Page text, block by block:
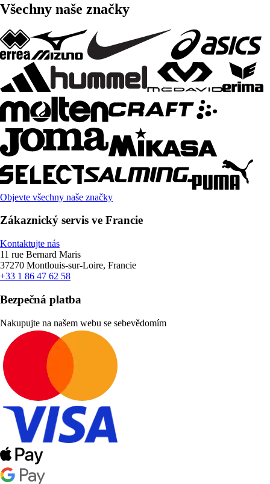
Všechny naše značky
Objevte všechny naše značky
Zákaznický servis ve Francie
Kontaktujte nás
11 rue Bernard Maris
37270 Montlouis-sur-Loire, Francie
+33 1 86 47 62 58
Bezpečná platba
Nakupujte na našem webu se sebevědomím